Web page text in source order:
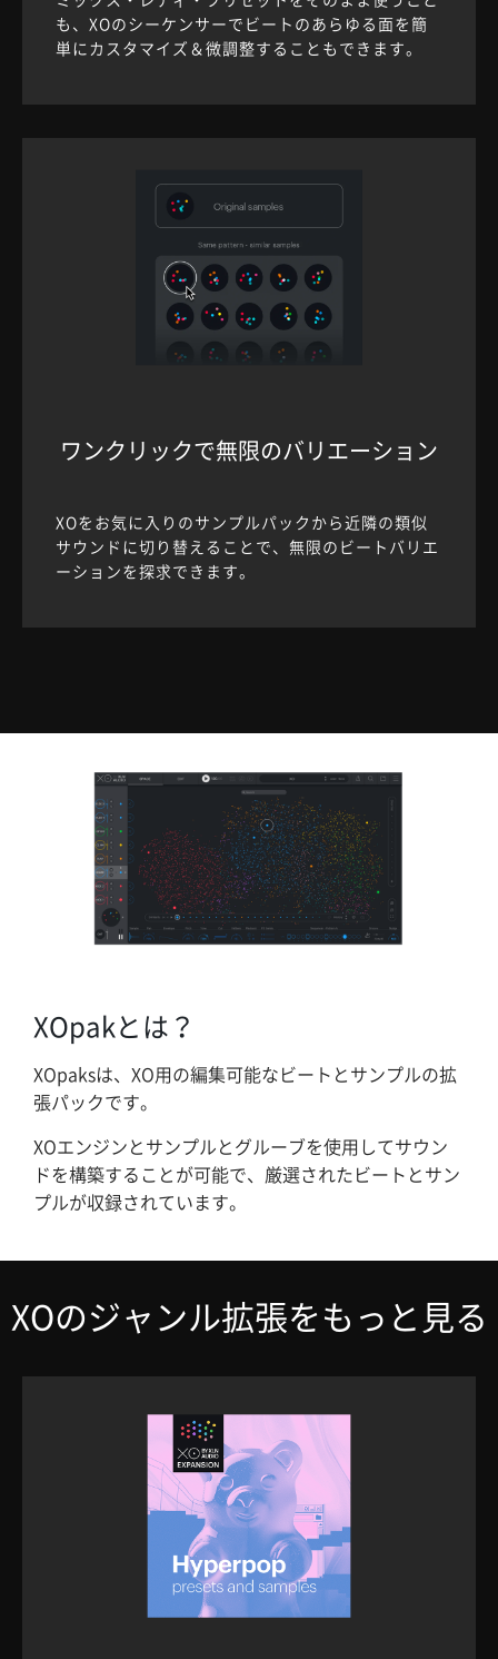
も、XOのシーケンサーでビートのあらゆる面を簡
単にカスタマイズ＆微調整することもできます。
ワンクリックで無限のバリエーション
XOをお気に入りのサンプルパックから近隣の類似
サウンドに切り替えることで、無限のビートバリエ
ーションを探求できます。
XOpakとは？
XOpaksは、XO用の編集可能なビートとサンプルの拡
張パックです。
XOエンジンとサンプルとグルーブを使用してサウン
ドを構築することが可能で、厳選されたビートとサン
プルが収録されています。
XOのジャンル拡張をもっと見る